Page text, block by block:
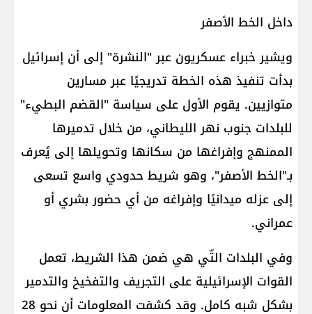
داخل ​الخط الأصفر​
ويشير خبراء عسكريون عبر "النشرة" إلى أن إسرائيل
بدأت تنفيذ هذه الخطة تدريجيًا عبر مسارين
متوازيين. يقوم الأول على سياسة "القضم البطيء"
للبلدات جنوب نهر الليطاني، من خلال تدميرها
الممنهج وإفراغها من سكانها وتحويلها إلى يُعرف
بـ"الخط الأصفر"، وهو شريط حدودي واسع تسعى
إلى عزله ميدانيًا وإفراغه من أي حضور بشري أو
عمراني.
وفي البلدات التّي هي ضمن هذا الشريط، تعمل ​
القوات الإسرائيلية​ على التجريف والتفخيخ والتدمير
بشكل شبه كامل. وقد كشفت المعلومات أن نحو 28